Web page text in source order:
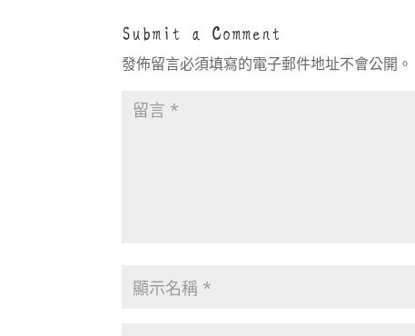
Submit a Comment
發佈留言必須填寫的電子郵件地址不會公開。